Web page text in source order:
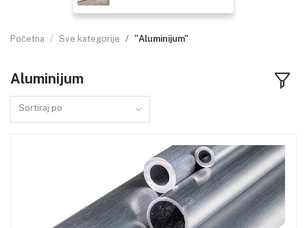
Početna Sve kategorije "Aluminijum"
Aluminijum
Sortiraj po